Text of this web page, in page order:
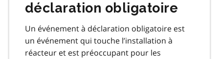
déclaration obligatoire
Un événement à déclaration obligatoire est
un événement qui touche l’installation à
réacteur et est préoccupant pour les